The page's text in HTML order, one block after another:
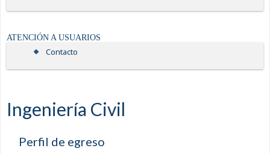
ATENCIÓN A USUARIOS
Contacto
Ingeniería Civil
Perfil de egreso